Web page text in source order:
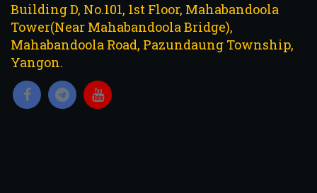
Building D, No.101, 1st Floor, Mahabandoola
Tower(Near Mahabandoola Bridge),
Mahabandoola Road, Pazundaung Township,
Yangon.